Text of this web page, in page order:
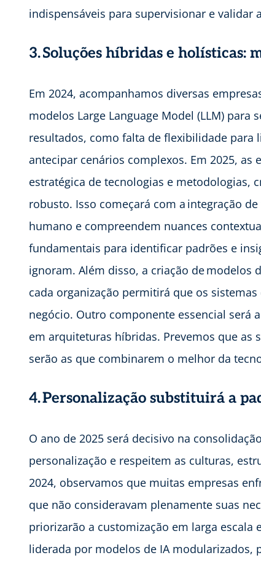
indispensáveis para supervisionar e validar
3. Soluções híbridas e holísticas:
Em 2024, acompanhamos diversas
modelos Large Language Model (LLM)
resultados, como falta de flexibilidade para
antecipar cenários complexos. Em 2025, as
estratégica de tecnologias e metodologias,
robusto. Isso começará com a integração
humano e compreendem nuances
fundamentais para identificar padrões e
ignoram. Além disso, a criação de modelos
cada organização permitirá que os
negócio. Outro componente essencial será
em arquiteturas híbridas. Prevemos que as
serão as que combinarem o melhor da
4. Personalização substituirá a
O ano de 2025 será decisivo na
personalização e respeitem as culturas,
2024, observamos que muitas empresas
que não consideravam plenamente suas
priorizarão a customização em larga escala
liderada por modelos de IA